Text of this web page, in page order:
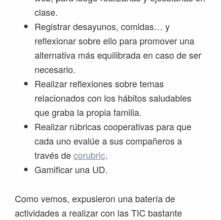
clase.
Registrar desayunos, comidas… y
reflexionar sobre ello para promover una
alternativa más equilibrada en caso de ser
necesario.
Realizar reflexiones sobre temas
relacionados con los hábitos saludables
que graba la propia familia.
Realizar rúbricas cooperativas para que
cada uno evalúe a sus compañeros a
través decorubric.
Gamificar una UD.
Como vemos, expusieron una batería de
actividades a realizar con las TIC bastante